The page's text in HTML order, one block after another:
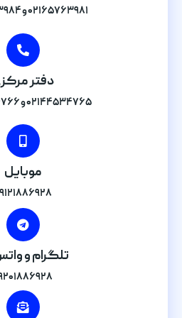
۰۲۱۶۵۷۶۳۹۸۱ و ۰۲۱۶۵۷۶۳۹۸۴
دفتر
۰۲۱۴۴۵۳۴۷۶۵ و ۰۲۱۴۴۵۳۴۷۶۶
موبایل
تلگرام و